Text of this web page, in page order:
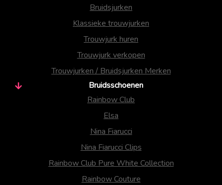
Bruidsjurken
Klassieke trouwjurken
Trouwjurk huren
Trouwjurk verkopen
Trouwjurken / Bruidsjurken Merken
Bruidsschoenen
Rainbow Club
Elsa
Nina Fiarucci
Nina Fiarucci Clips
Rainbow Club Pure White Collection
Rainbow Couture